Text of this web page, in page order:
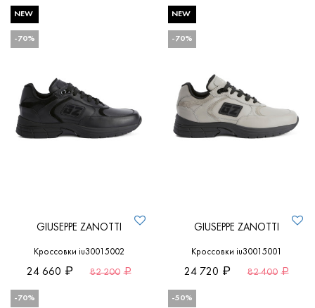
NEW
-70%
GIUSEPPE ZANOTTI
Кроссовки iu30015002
24 660 82 200
NEW
-70%
GIUSEPPE ZANOTTI
Кроссовки iu30015001
24 720 82 400
-70% -50%